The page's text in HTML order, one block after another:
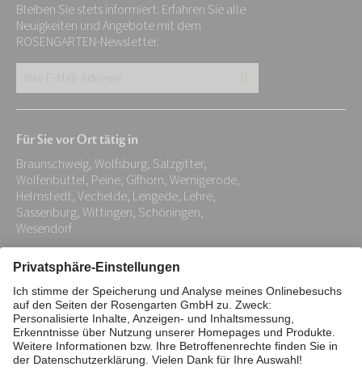
Bleiben Sie stets informiert. Erfahren Sie alle
Neuigkeiten und Angebote mit dem
ROSENGARTEN-Newsletter.
Adresse:
*
Für Sie vor Ort tätig in
Braunschweig, Wolfsburg, Salzgitter,
Wolfenbüttel, Peine, Gifhorn, Wernigerode,
Helmstedt, Vechelde, Lengede, Lehre,
Sassenburg, Wittingen, Schöningen,
Wesendorf
Impressum Datenschutz
Stiftung
Interne Meldestelle
Zahlungsmittel
Barrierefreiheitserklärung
Vertrag widerrufen